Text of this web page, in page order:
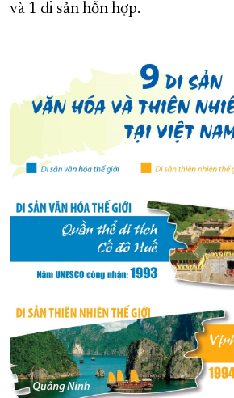
và 1 di sản hỗn hợp.